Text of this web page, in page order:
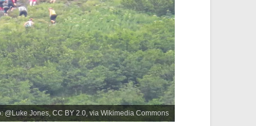
@Luke Jones, CC BY 2.0, via Wikimedia Commons